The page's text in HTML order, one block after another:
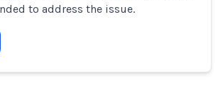
to address the issue.